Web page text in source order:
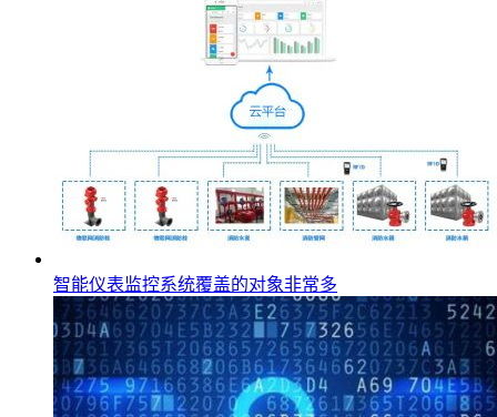
智能仪表监控系统覆盖的对象非常多